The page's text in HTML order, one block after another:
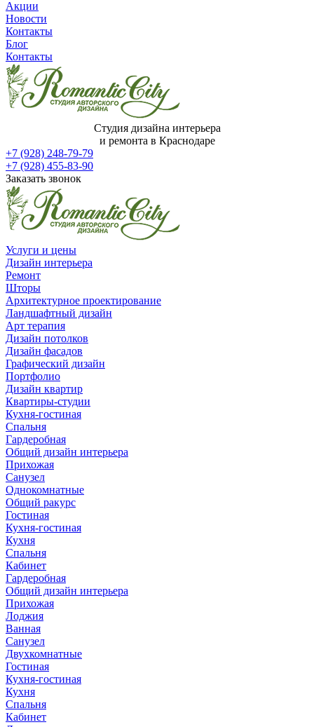
Акции
Новости
Контакты
Блог
Контакты
Студия дизайна интерьера
и ремонта в Краснодаре
+7 (928) 248-79-79
+7 (928) 455-83-90
Заказать звонок
Услуги и цены
Дизайн интерьера
Ремонт
Шторы
Архитектурное проектирование
Ландшафтный дизайн
Арт терапия
Дизайн потолков
Дизайн фасадов
Графический дизайн
Портфолио
Дизайн квартир
Квартиры-студии
Кухня-гостиная
Спальня
Гардеробная
Общий дизайн интерьера
Прихожая
Санузел
Однокомнатные
Общий ракурс
Гостиная
Кухня-гостиная
Кухня
Спальня
Кабинет
Гардеробная
Общий дизайн интерьера
Прихожая
Лоджия
Ванная
Санузел
Двухкомнатные
Гостиная
Кухня-гостиная
Кухня
Спальня
Кабинет